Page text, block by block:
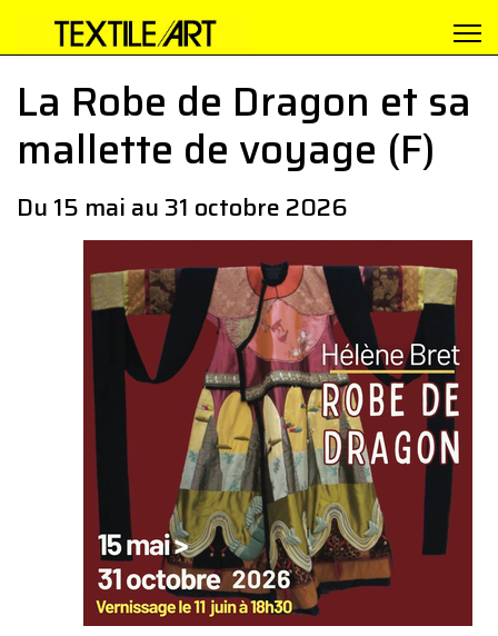
La Robe de Dragon et sa
mallette de voyage (F)
Du 15 mai au 31 octobre 2026